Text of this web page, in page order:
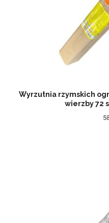
Wyrzutnia rzymskich
wierzby 72